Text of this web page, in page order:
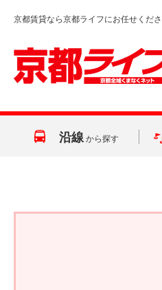
京都賃貸なら京都ライフにお任せくだ
沿線 から探す